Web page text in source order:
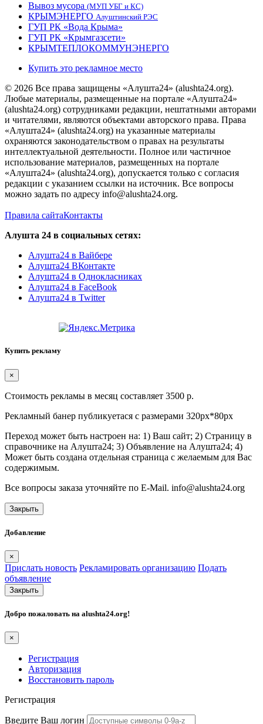
Вывоз мусора (МУП УБГ и КС)
КРЫМЭНЕРГО Алуштинский РЭС
ГУП РК «Вода Крыма»
ГУП РК «Крымгазсети»
КРЫМТЕПЛОКОММУНЭНЕРГО
Купить это рекламное место
© 2026 Все права защищены «Алушта24» (alushta24.org).
Любые материалы, размещенные на портале «Алушта24»
(alushta24.org) сотрудниками редакции, нештатными авторами
и читателями, являются объектами авторского права. Права
«Алушта24» (alushta24.org) на указанные материалы
охраняются законодательством о правах на результаты
интеллектуальной деятельности. Полное или частичное
использование материалов, размещенных на портале
«Алушта24» (alushta24.org), допускается только с согласия
редакции с указанием ссылки на источник. Все вопросы
можно задать по адресу info@alushta24.org.
Правила сайтаКонтакты
Алушта 24 в социальных сетях:
Алушта24 в Вайбере
Алушта24 ВКонтакте
Алушта24 в Однокласниках
Алушта24 в FaceBook
Алушта24 в Twitter
Купить рекламу
×
Стоимость рекламы в месяц составляет 3500 р.
Рекламный банер публикуетася с размерами 320px*80px
Переход может быть настроен на: 1) Ваш сайт; 2) Страницу в
справочнике на Алушта24; 3) Объявление на Алушта24; 4)
Может быть создана отдельная страница с желаемым для Вас
содержимым.
Все вопросы заказа уточняйте по E-Mail. info@alushta24.org
Закрыть
Добавление
×
Прислать новость Рекламировать организацию Подать
объявление
Закрыть
Добро пожаловать на alushta24.org!
×
Регистрация
Авторизация
Восстановить пароль
Регистрация
Введите Ваш логин